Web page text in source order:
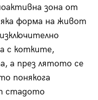
зона от
форма на живот
с котките,
а през лятото се
понякога
стадото